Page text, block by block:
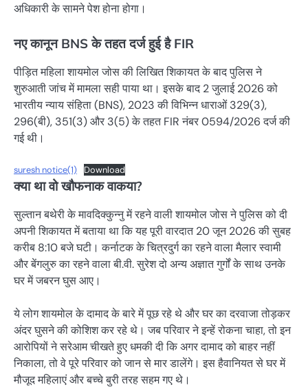
अधिकारी के सामने पेश होना होगा।
नए कानून BNS के तहत दर्ज हुई है FIR
पीड़ित महिला शायमोल जोस की लिखित शिकायत के बाद पुलिस ने
शुरुआती जांच में मामला सही पाया था। इसके बाद 2 जुलाई 2026 को
भारतीय न्याय संहिता (BNS), 2023 की विभिन्न धाराओं 329(3),
296(बी), 351(3) और 3(5) के तहत FIR नंबर 0594/2026 दर्ज की
गई थी।
suresh notice(1) Download
क्या था वो खौफनाक वाकया?
सुल्तान बथेरी के मावदिक्कुन्नु में रहने वाली शायमोल जोस ने पुलिस को दी
अपनी शिकायत में बताया था कि यह पूरी वारदात 20 जून 2026 की सुबह
करीब 8:10 बजे घटी। कर्नाटक के चित्रदुर्ग का रहने वाला मैलार स्वामी
और बेंगलुरु का रहने वाला बी.वी. सुरेश दो अन्य अज्ञात गुर्गों के साथ उनके
घर में जबरन घुस आए।
ये लोग शायमोल के दामाद के बारे में पूछ रहे थे और घर का दरवाजा तोड़कर
अंदर घुसने की कोशिश कर रहे थे। जब परिवार ने इन्हें रोकना चाहा, तो इन
आरोपियों ने सरेआम चीखते हुए धमकी दी कि अगर दामाद को बाहर नहीं
निकाला, तो वे पूरे परिवार को जान से मार डालेंगे। इस हैवानियत से घर में
मौजूद महिलाएं और बच्चे बुरी तरह सहम गए थे।